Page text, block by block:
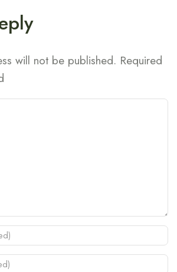
will not be published. Required